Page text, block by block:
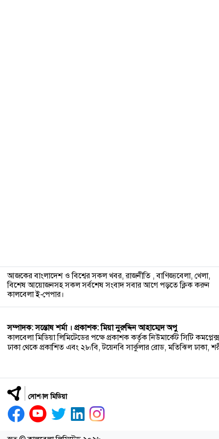
১০
১১
আজকের বাংলাদেশ ও বিশ্বের সকল খবর, রাজনীতি , বাণিজ্যবেলা, খেলা,
বিশেষ আয়োজনসহ সকল সর্বশেষ সংবাদ সবার আগে পড়তে ক্লিক করুন
কালবেলা ই-পেপার।
সম্পাদক: সন্তোষ শর্মা । প্রকাশক: মিয়া নুরুদ্দিন আহাম্মেদ অপু
কালবেলা মিডিয়া লিমিটেডের পক্ষে প্রকাশক কর্তৃক নিউমার্কেট সিটি
ঢাকা থেকে প্রকাশিত এবং ২৮/বি, টয়েনবি সার্কুলার রোড, মতিঝিল ঢাকা,
সোশ্যাল মিডিয়া